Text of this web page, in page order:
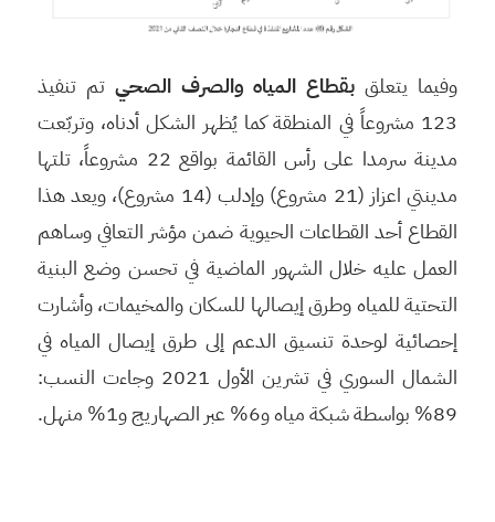
وفيما يتعلقبقطاع المياه والصرف الصحي تم تنفيذ
123 مشروعاً في المنطقة كما يُظهر الشكل أدناه، وتربّعت
مدينة سرمدا على رأس القائمة بواقع 22 مشروعاً، تلتها
مدينتي اعزاز (21 مشروع) وإدلب (14 مشروع)، ويعد هذا
القطاع أحد القطاعات الحيوية ضمن مؤشر التعافي وساهم
العمل عليه خلال الشهور الماضية في تحسن وضع البنية
التحتية للمياه وطرق إيصالها للسكان والمخيمات، وأشارت
إحصائية لوحدة تنسيق الدعم إلى طرق إيصال المياه في
الشمال السوري في تشرين الأول 2021 وجاءت النسب:
89% بواسطة شبكة مياه و6% عبر الصهاريج و1% منهل.